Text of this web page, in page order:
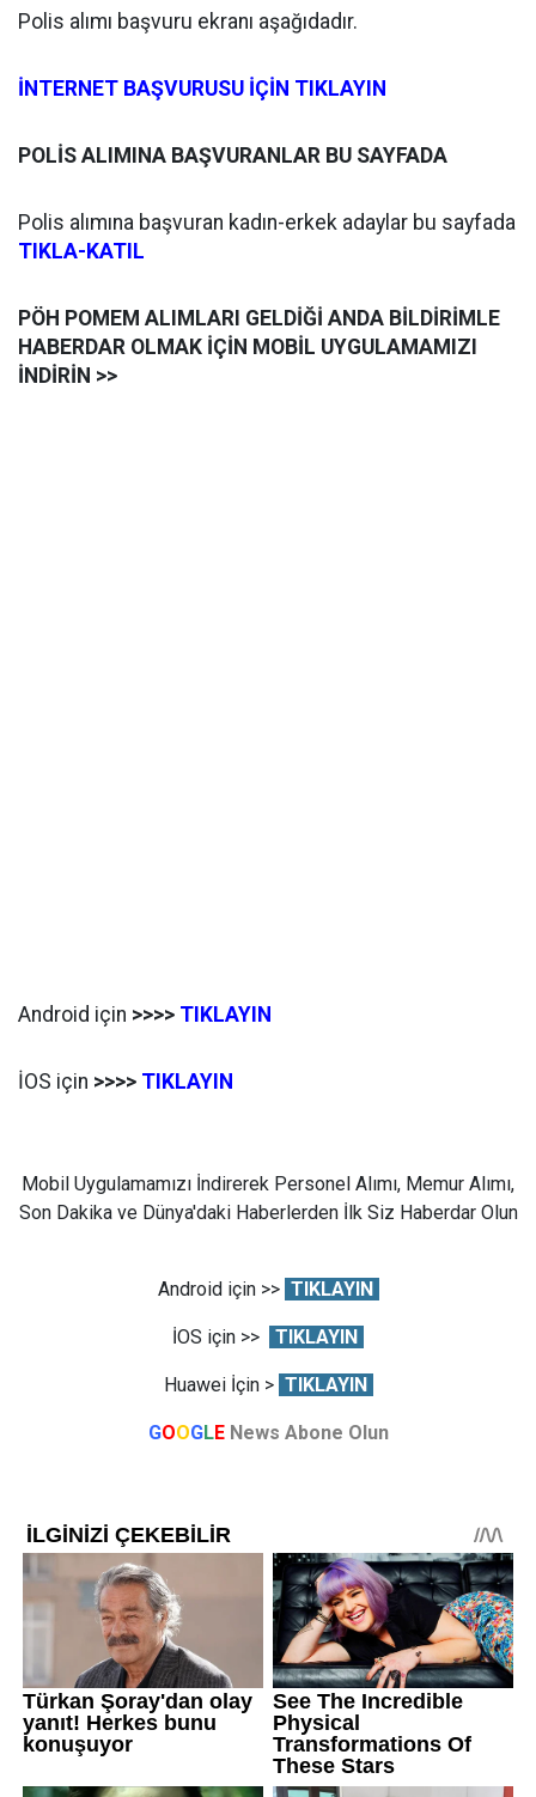
Polis alımı başvuru ekranı aşağıdadır.
İNTERNET BAŞVURUSU İÇİN TIKLAYIN
POLİS ALIMINA BAŞVURANLAR BU SAYFADA
Polis alımına başvuran kadın-erkek adaylar bu sayfada
TIKLA-KATIL
PÖH POMEM ALIMLARI GELDİĞİ ANDA BİLDİRİMLE
HABERDAR OLMAK İÇİN MOBİL UYGULAMAMIZI
İNDİRİN >>
Android için >>>> TIKLAYIN
İOS için >>>> TIKLAYIN
Mobil Uygulamamızı İndirerek Personel Alımı, Memur Alımı,
Son Dakika ve Dünya'daki Haberlerden İlk Siz Haberdar Olun
Android için >> TIKLAYIN
İOS için >> TIKLAYIN
Huawei İçin > TIKLAYIN
GOOGLE News Abone Olun